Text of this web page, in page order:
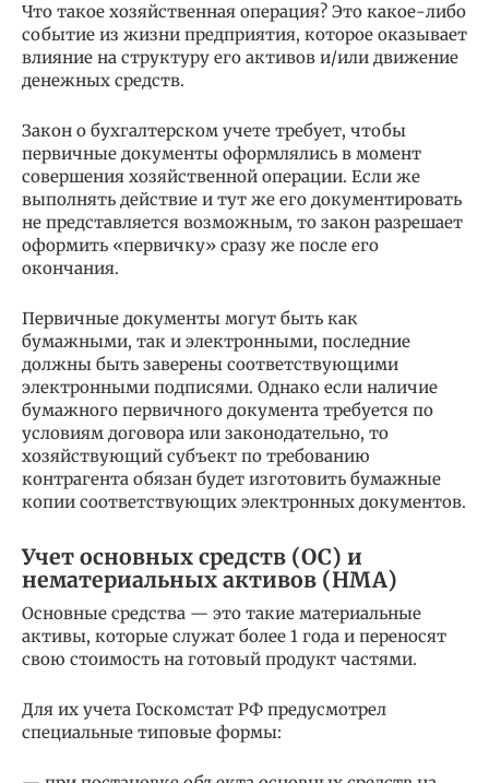
Что такое хозяйственная операция? Это какое-либо
событие из жизни предприятия, которое оказывает
влияние на структуру его активов и/или движение
денежных средств.
Закон о бухгалтерском учете требует, чтобы
первичные документы оформлялись в момент
совершения хозяйственной операции. Если же
выполнять действие и тут же его документировать
не представляется возможным, то закон разрешает
оформить «первичку» сразу же после его
окончания.
Первичные документы могут быть как
бумажными, так и электронными, последние
должны быть заверены соответствующими
электронными подписями. Однако если наличие
бумажного первичного документа требуется по
условиям договора или законодательно, то
хозяйствующий субъект по требованию
контрагента обязан будет изготовить бумажные
копии соответствующих электронных документов.
Учет основных средств (ОС) и
нематериальных активов (НМА)
Основные средства — это такие материальные
активы, которые служат более 1 года и переносят
свою стоимость на готовый продукт частями.
Для их учета Госкомстат РФ предусмотрел
специальные типовые формы: